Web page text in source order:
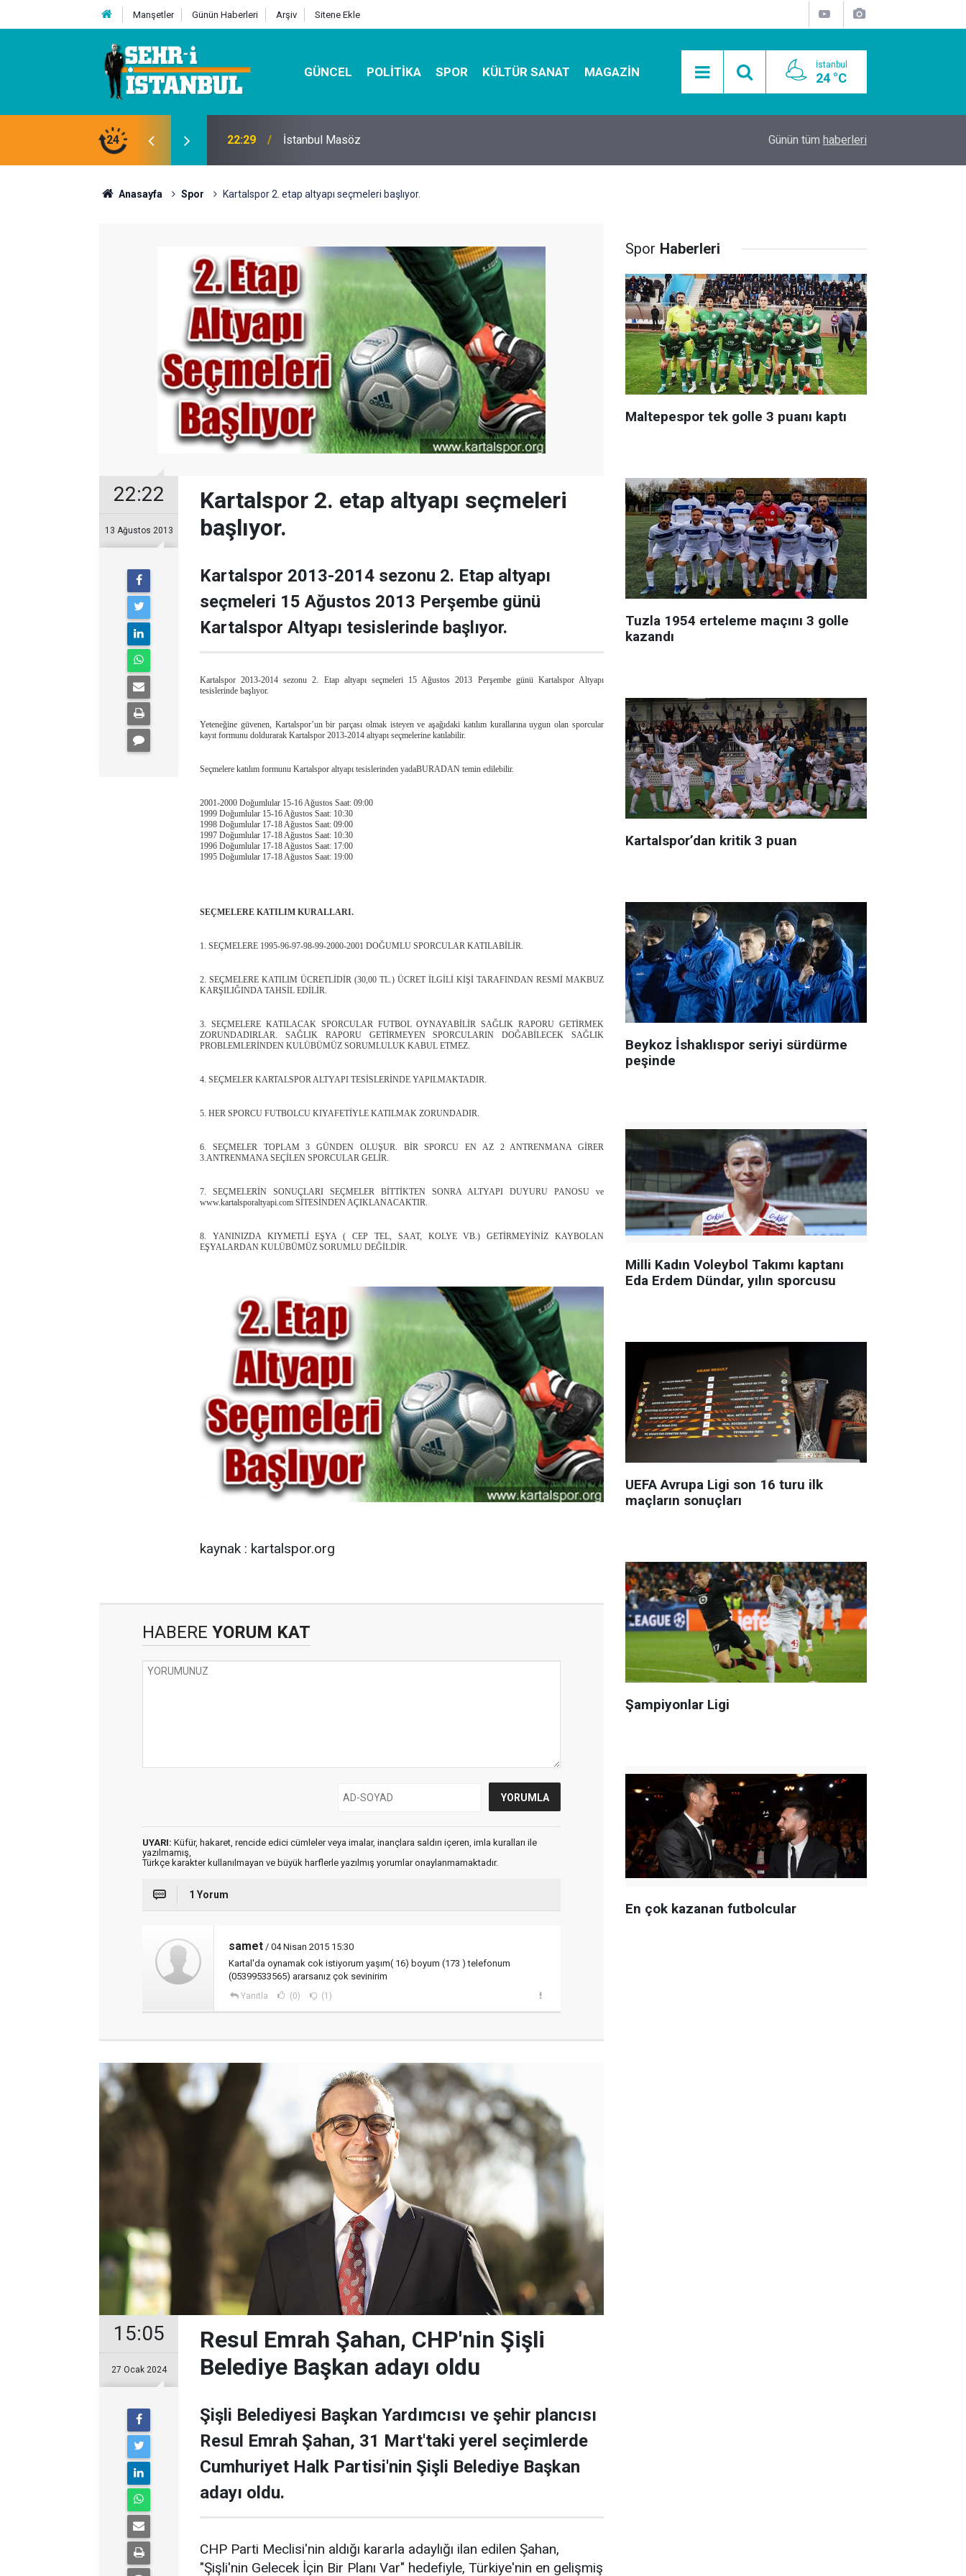
Manşetler Günün Haberleri Arşiv Sitene Ekle
GÜNCEL POLITIKA SPOR KÜLTÜR SANAT MAGAZIN İstanbul
24 °C
24 07:32 Kutu Sihirbazı ile Estetik, Dayanıklı ve Çevre Dostu Ambalaj Mobil Araçlarla Hayır Lokması Dağıtımının
Günün tüm haberleri
Anasayfa Spor Kartalspor 2. etap altyapı seçmeleri başlıyor.
22:22
13 Ağustos 2013
Kartalspor 2. etap altyapı seçmeleri
başlıyor.
Kartalspor 2013-2014 sezonu 2. Etap altyapı
seçmeleri 15 Ağustos 2013 Perşembe günü
Kartalspor Altyapı tesislerinde başlıyor.
Kartalspor 2013-2014 sezonu 2. Etap altyapı seçmeleri 15 Ağustos 2013 Perşembe günü Kartalspor Altyapı
tesislerinde başlıyor.
Yeteneğine güvenen, Kartalspor’un bir parçası olmak isteyen ve aşağıdaki katılım kurallarına uygun olan sporcular
kayıt formunu doldurarak Kartalspor 2013-2014 altyapı seçmelerine katılabilir.
Seçmelere katılım formunu Kartalspor altyapı tesislerinden yadaBURADAN temin edilebilir.
2001-2000 Doğumlular 15-16 Ağustos Saat: 09:00
1999 Doğumlular 15-16 Ağustos Saat: 10:30
1998 Doğumlular 17-18 Ağustos Saat: 09:00
1997 Doğumlular 17-18 Ağustos Saat: 10:30
1996 Doğumlular 17-18 Ağustos Saat: 17:00
1995 Doğumlular 17-18 Ağustos Saat: 19:00
SEÇMELERE KATILIM KURALLARI.
1. SEÇMELERE 1995-96-97-98-99-2000-2001 DOĞUMLU SPORCULAR KATILABİLİR.
2. SEÇMELERE KATILIM ÜCRETLİDİR (30,00 TL.) ÜCRET İLGİLİ KİŞİ TARAFINDAN RESMİ MAKBUZ
KARŞILIĞINDA TAHSİL EDİLİR.
3. SEÇMELERE KATILACAK SPORCULAR FUTBOL OYNAYABİLİR SAĞLIK RAPORU GETİRMEK
ZORUNDADIRLAR. SAĞLIK RAPORU GETİRMEYEN SPORCULARIN DOĞABİLECEK SAĞLIK
PROBLEMLERİNDEN KULÜBÜMÜZ SORUMLULUK KABUL ETMEZ.
4. SEÇMELER KARTALSPOR ALTYAPI TESİSLERİNDE YAPILMAKTADIR.
5. HER SPORCU FUTBOLCU KIYAFETİYLE KATILMAK ZORUNDADIR.
6. SEÇMELER TOPLAM 3 GÜNDEN OLUŞUR. BİR SPORCU EN AZ 2 ANTRENMANA GİRER
3.ANTRENMANA SEÇİLEN SPORCULAR GELİR.
7. SEÇMELERİN SONUÇLARI SEÇMELER BİTTİKTEN SONRA ALTYAPI DUYURU PANOSU ve
www.kartalsporaltyapi.com SİTESİNDEN AÇIKLANACAKTIR.
8. YANINIZDA KIYMETLİ EŞYA ( CEP TEL, SAAT, KOLYE VB.) GETİRMEYİNİZ KAYBOLAN
EŞYALARDAN KULÜBÜMÜZ SORUMLU DEĞİLDİR.
kaynak : kartalspor.org
HABERE YORUM KAT
UYARI: Küfür, hakaret, rencide edici cümleler veya imalar, inançlara saldırı içeren, imla kuralları ile
yazılmamış,
Türkçe karakter kullanılmayan ve büyük harflerle yazılmış yorumlar onaylanmamaktadır.
1 Yorum
samet / 04 Nisan 2015 15:30
Kartal'da oynamak cok istiyorum yaşım( 16) boyum (173 ) telefonum
(05399533565) ararsanız çok sevinirim
Yanıtla (0) (1)
15:05
27 Ocak 2024
Resul Emrah Şahan, CHP'nin Şişli
Belediye Başkan adayı oldu
Şişli Belediyesi Başkan Yardımcısı ve şehir plancısı
Resul Emrah Şahan, 31 Mart'taki yerel seçimlerde
Cumhuriyet Halk Partisi'nin Şişli Belediye Başkan
adayı oldu.
CHP Parti Meclisi'nin aldığı kararla adaylığı ilan edilen Şahan,
"Şişli'nin Gelecek İçin Bir Planı Var" hedefiyle, Türkiye'nin en gelişmiş
Spor Haberleri
Maltepespor tek golle 3 puanı kaptı
Tuzla 1954 erteleme maçını 3 golle
kazandı
Kartalspor’dan kritik 3 puan
Beykoz İshaklıspor seriyi sürdürme
peşinde
Milli Kadın Voleybol Takımı kaptanı
Eda Erdem Dündar, yılın sporcusu
UEFA Avrupa Ligi son 16 turu ilk
maçların sonuçları
Şampiyonlar Ligi
En çok kazanan futbolcular